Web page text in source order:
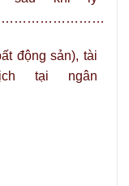
động sản), tài
tại ngân